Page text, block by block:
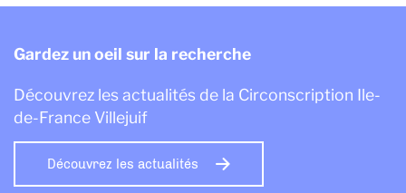
Gardez un oeil sur la recherche
Découvrez les actualités de la Circonscription Ile-
de-France Villejuif
Découvrez les actualités